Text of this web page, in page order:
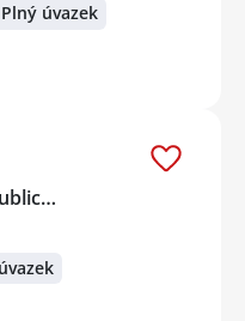
Plný úvazek